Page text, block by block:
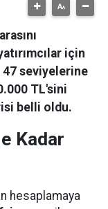
için
47 seviyelerine
TL'sini
belli oldu.
Kadar
hesaplamaya